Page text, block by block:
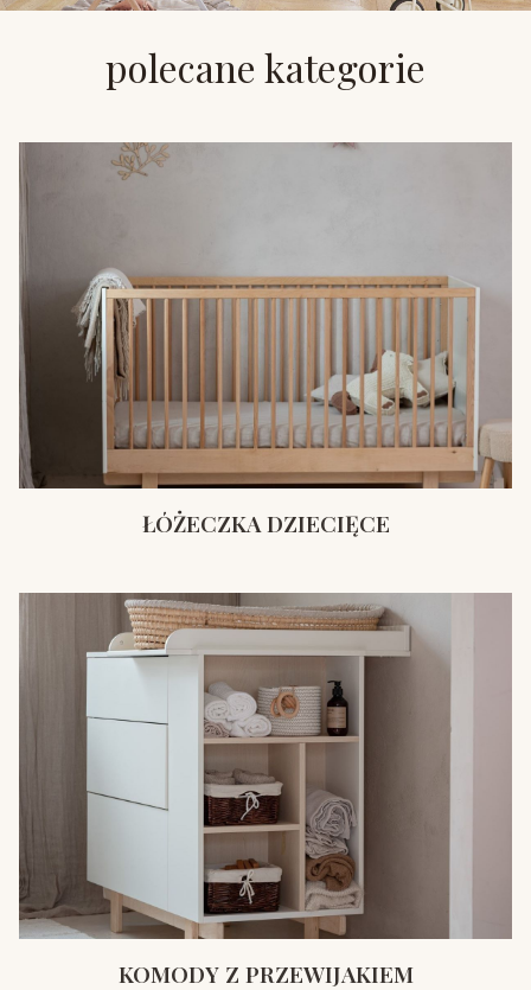
polecane kategorie
ŁÓŻECZKA DZIECIĘCE
KOMODY Z PRZEWIJAKIEM